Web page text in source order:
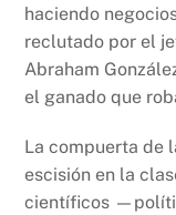
haciendo
reclutado por el
Abraham
el ganado que
La compuerta de
escisión en la
científicos